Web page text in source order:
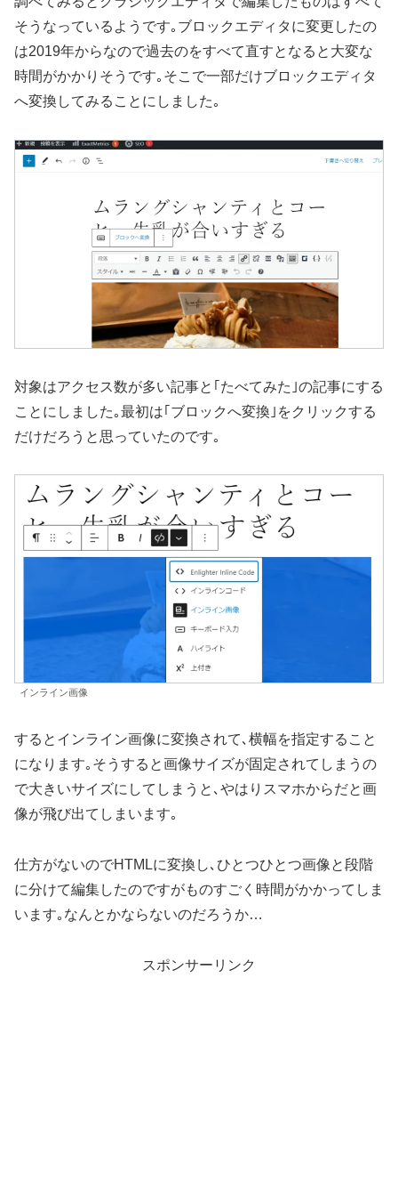
そうなっているようです｡ブロックエディタに変更したの
は2019年からなので過去のをすべて直すとなると大変な
時間がかかりそうです｡そこで一部だけブロックエディタ
へ変換してみることにしました｡
対象はアクセス数が多い記事と｢たべてみた｣の記事にする
ことにしました｡最初は｢ブロックへ変換｣をクリックする
だけだろうと思っていたのです｡
インライン画像
するとインライン画像に変換されて､横幅を指定すること
になります｡そうすると画像サイズが固定されてしまうの
で大きいサイズにしてしまうと､やはりスマホからだと画
像が飛び出てしまいます｡
仕方がないのでHTMLに変換し､ひとつひとつ画像と段階
に分けて編集したのですがものすごく時間がかかってしま
います｡なんとかならないのだろうか…
スポンサーリンク